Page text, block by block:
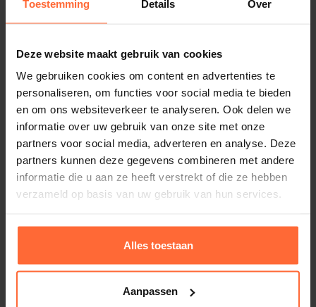
Toestemming Details Over
Deze website maakt gebruik van cookies
We gebruiken cookies om content en advertenties te
personaliseren, om functies voor social media te bieden
en om ons websiteverkeer te analyseren. Ook delen we
informatie over uw gebruik van onze site met onze
partners voor social media, adverteren en analyse. Deze
partners kunnen deze gegevens combineren met andere
informatie die u aan ze heeft verstrekt of die ze hebben
verzameld op basis van uw gebruik van hun services.
Alles toestaan
Aanpassen
73,45 Op voorraad
Astral LumiPlus Flexi Antraciet